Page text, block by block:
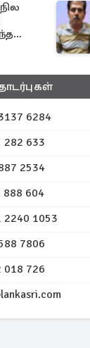
6284
282 633
2534
888 604
2240 1053
7806
018 726